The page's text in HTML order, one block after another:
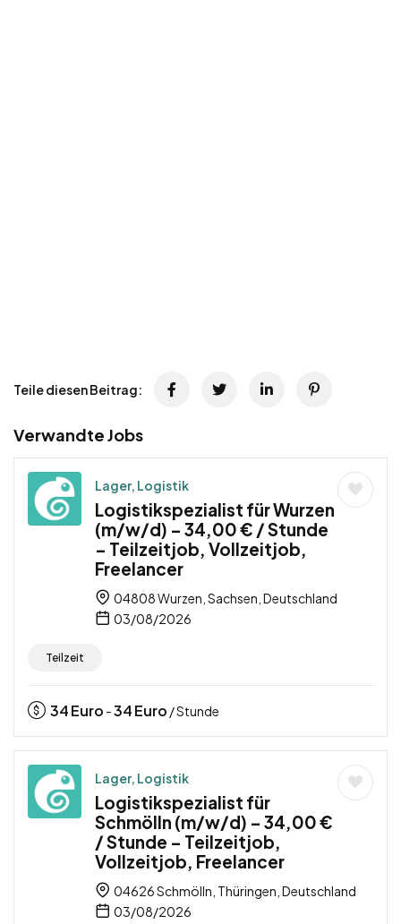
Teile diesen Beitrag:
Verwandte Jobs
Lager, Logistik
Logistikspezialist für Wurzen
(m/w/d) – 34,00 € / Stunde
– Teilzeitjob, Vollzeitjob,
Freelancer
04808 Wurzen, Sachsen, Deutschland
03/08/2026
Teilzeit
34Euro -34Euro / Stunde
Lager, Logistik
Logistikspezialist für
Schmölln (m/w/d) – 34,00 €
/ Stunde – Teilzeitjob,
Vollzeitjob, Freelancer
04626 Schmölln, Thüringen, Deutschland
03/08/2026